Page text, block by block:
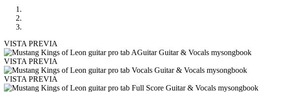
VISTA PREVIA
VISTA PREVIA
VISTA PREVIA